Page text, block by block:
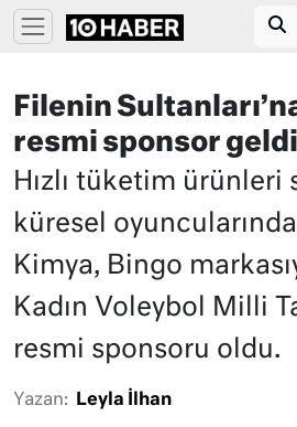
Filenin
resmi sponsor geldi
Hızlı tüketim ürünleri
küresel
Kimya, Bingo
Kadın Voleybol Milli
resmi sponsoru oldu.
Yazan: Leyla İlhan